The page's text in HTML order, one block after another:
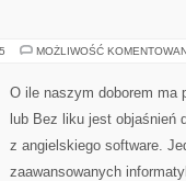
MOŻLIWOŚĆ
O ile naszym doborem ma
lub Bez liku jest objaśnień
z angielskiego software.
zaawansowanych